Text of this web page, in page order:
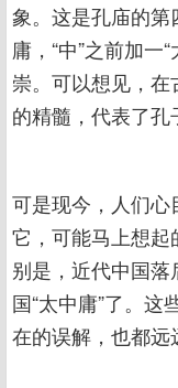
象。这是孔庙的第
庸，“中”之前加一
崇。可以想见，
的精髓，代表了孔
可是现今，人们
它，可能马上想起
别是，近代中国
国“太中庸”了。
在的误解，也都远